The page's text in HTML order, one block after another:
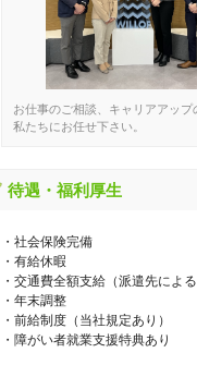
お仕事のご相談、キャリアアップ
私たちにお任せ下さい。
待遇・福利厚生
・社会保険完備
・有給休暇
・交通費全額支給（派遣先による
・年末調整
・前給制度（当社規定あり）
・障がい者就業支援特典あり